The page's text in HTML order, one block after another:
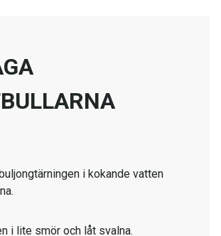
i kokande vatten
i lite smör och låt svalna.